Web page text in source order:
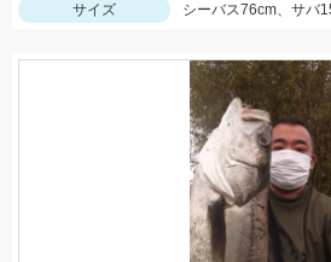
サイズ
シーバス76cm、サバ